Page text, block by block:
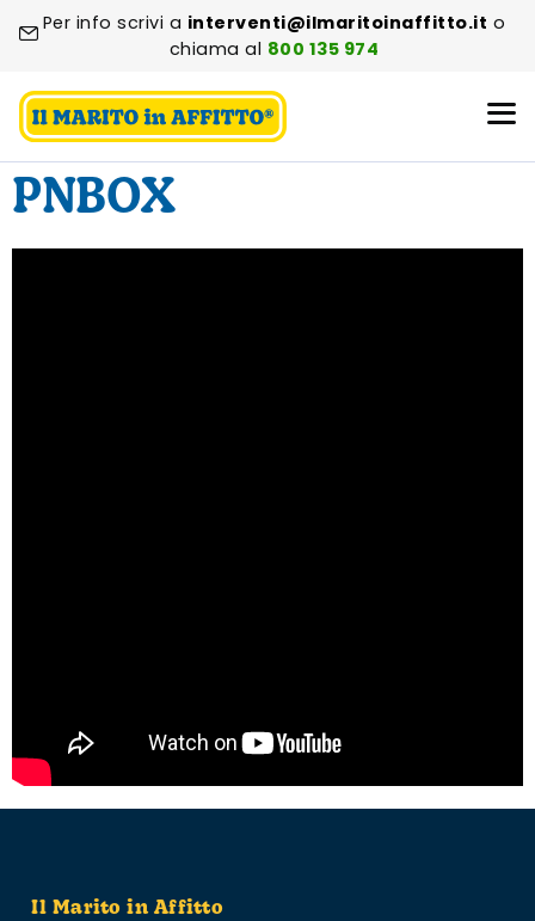
Per info scrivi a interventi@ilmaritoinaffitto.it o
chiama al 800 135 974
PNBOX
Il Marito in Affitto